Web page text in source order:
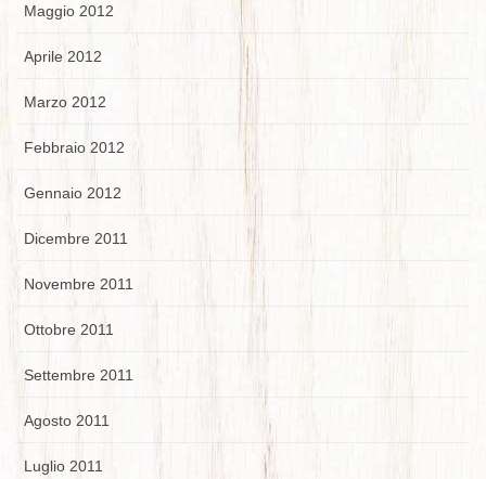
Maggio 2012
Aprile 2012
Marzo 2012
Febbraio 2012
Gennaio 2012
Dicembre 2011
Novembre 2011
Ottobre 2011
Settembre 2011
Agosto 2011
Luglio 2011